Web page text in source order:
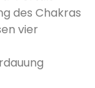
des Chakras
vier